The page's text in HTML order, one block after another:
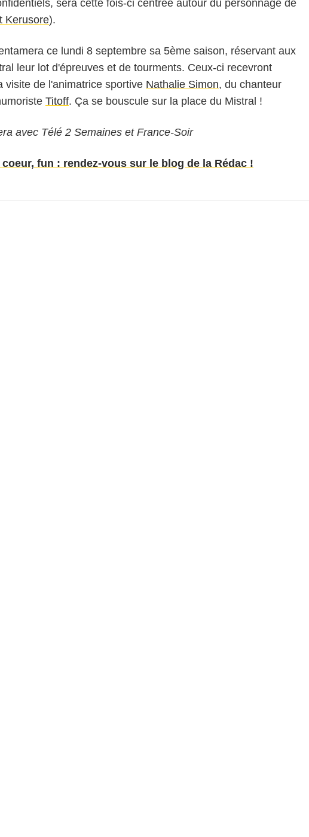
sera cette fois-ci centrée autour du personnage de
Kerusore).
ce lundi 8 septembre sa 5ème saison, réservant aux
leur lot d'épreuves et de tourments. Ceux-ci recevront
visite de l'animatrice sportive Nathalie Simon, du chanteur
Titoff. Ça se bouscule sur la place du Mistral !
avec Télé 2 Semaines et France-Soir
fun : rendez-vous sur le blog de la Rédac !